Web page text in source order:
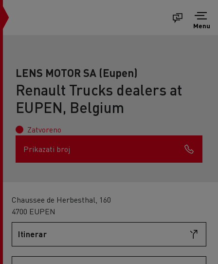
Menu
LENS MOTOR SA (Eupen)
Renault Trucks dealers at
EUPEN, Belgium
Zatvoreno
Prikazati broj
Chaussee de Herbesthal, 160
4700 EUPEN
Itinerar